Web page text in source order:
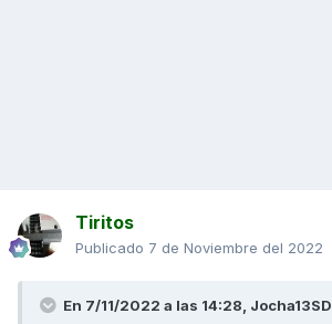
Tiritos
Publicado 7 de Noviembre del 2022
En 7/11/2022 a las 14:28, Jocha13SD